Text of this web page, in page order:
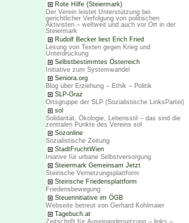
Rote Hilfe (Steiermark)
Der Verein leistet Unterstützung bei
gerichtlicher Verfolgung von politischen
Aktivisten – weltweit und auch vor Ort in der
Steiermark
Rudolf Becker liest Erich Fried
Lesung von Texten gegen Krieg und
Unterdrückung
Selbstbestimmtes Österreich
Initiative zum Systemwandel
Seniora.org
Blog über Erziehung – Ethik – Politik
SLP-Graz
Ortsgruppe der SLP (Sozialistische LinksPartei)
sol
Solidarität, Ökologie, Lebensstil – das sind die
zentralen Punkte des Vereins sol
Sozonline
Sozialistische Zeitung
StadtFruchtWien
Iniative für urbane Selbstversorgung
Steiermark Gemeinsam Jetzt
Steirische Vernetzungsplattform
Steirische Friedensplattform
Friedensbewegung
Steuerinitiative im ÖGB
Webseite betreut von Gerhard Kohlmaier
Tagebuch.at
Zeitschrift für Auseinandersetzung – links –